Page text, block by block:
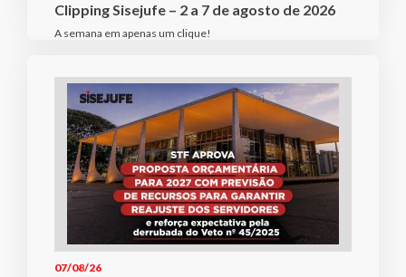
Clipping Sisejufe – 2 a 7 de agosto de 2026
A semana em apenas um clique!
07/08/26